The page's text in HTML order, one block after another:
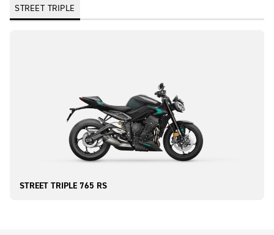
STREET TRIPLE
STREET TRIPLE 765 RS